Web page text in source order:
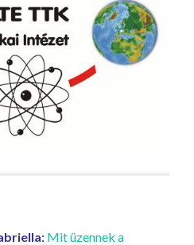
: Mit üzennek a